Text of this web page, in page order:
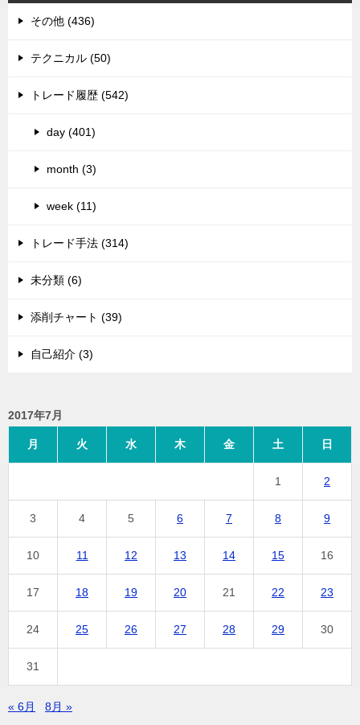
その他 (436)
テクニカル (50)
トレード履歴 (542)
day (401)
month (3)
week (11)
トレード手法 (314)
未分類 (6)
添削チャート (39)
自己紹介 (3)
2017年7月
月 火 水 木 金 土 日
1 2
3 4 5 6 7 8 9
10 11 12 13 14 15 16
17 18 19 20 21 22 23
24 25 26 27 28 29 30
31
« 6月 8月 »